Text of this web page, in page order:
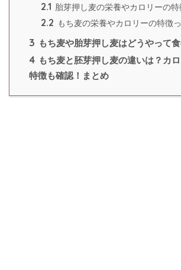
2.1 胎芽押し麦の栄養やカロリーの特
2.2 もち麦の栄養やカロリーの特徴
3 もち麦や胎芽押し麦はどうやって
4 もち麦と胚芽押し麦の違いは？カ
特徴も確認！まとめ